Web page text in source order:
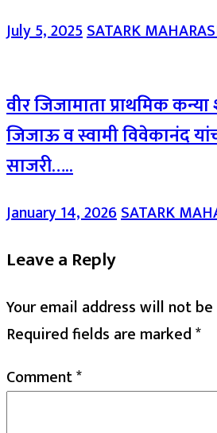
July 5, 2025SATARK
वीर जिजामाता प्राथमिक
जिजाऊ व स्वामी विवेकानंद
साजरी…..
January 14, 2026SATARK
Leave a Reply
Your email address will not
Required fields are marked*
Comment*